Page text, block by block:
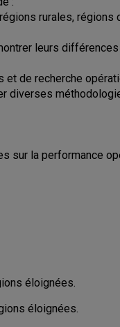
rurales, régions
leurs différences
de recherche
diverses
sur la performance
éloignées.
éloignées.